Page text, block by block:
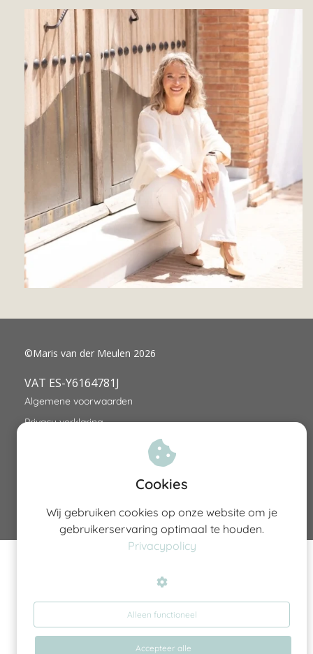
©Maris van der Meulen 2026
VAT ES-Y6164781J
Algemene voorwaarden
Privacy verklaring
Cookies
Wij gebruiken cookies op onze website om je
gebruikerservaring optimaal te houden.
Privacypolicy
Alleen functioneel
Accepteer alle